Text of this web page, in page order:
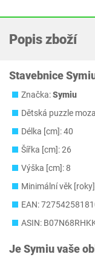
Popis zboží
Stavebnice
Značka:Symiu
Dětská puzzle
Délka [cm]: 40
Šířka [cm]: 26
Výška [cm]: 8
Minimální věk
EAN:
ASIN:
JeSymiuvaše